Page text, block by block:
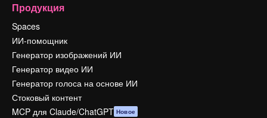
Продукция
Spaces
ИИ-помощник
Генератор изображений ИИ
Генератор видео ИИ
Генератор голоса на основе ИИ
Стоковый контент
MCP для Claude/ChatGPT Новое